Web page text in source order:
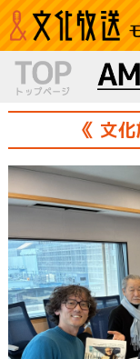
《 文